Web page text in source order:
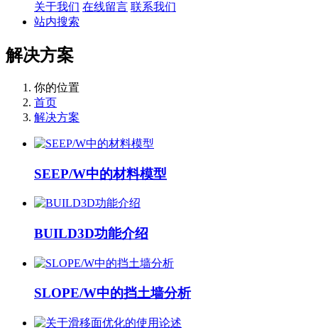
关于我们 在线留言 联系我们
站内搜索
解决方案
你的位置
首页
解决方案
SEEP/W中的材料模型
BUILD3D功能介绍
SLOPE/W中的挡土墙分析